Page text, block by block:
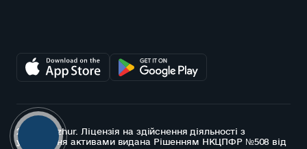
2026 © Inzhur. Ліцензія на здійснення діяльності з
управління активами видана Рішенням НКЦПФР №508 від